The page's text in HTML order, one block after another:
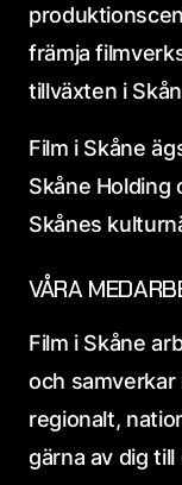
främja
tillväxten i
Film i Skåne
Skåne Holding
Skånes
VÅRA
Film i Skåne
och samverkar
regionalt,
gärna av dig